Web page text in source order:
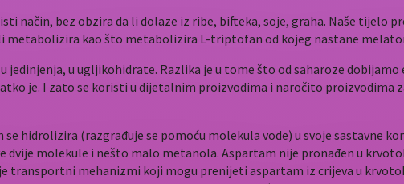
način, bez obzira da li dolaze iz ribe, bifteka, soje, graha. Naše tijelo
metabolizira kao što metabolizira L-triptofan od kojeg nastane
jedinjenja, u ugljikohidrate. Razlika je u tome što od saharoze
je. I zato se koristi u dijetalnim proizvodima i naročito proizvodima
se hidrolizira (razgrađuje se pomoću molekula vode) u svoje
dvije molekule i nešto malo metanola. Aspartam nije pronađen u
transportni mehanizmi koji mogu prenijeti aspartam iz crijeva u